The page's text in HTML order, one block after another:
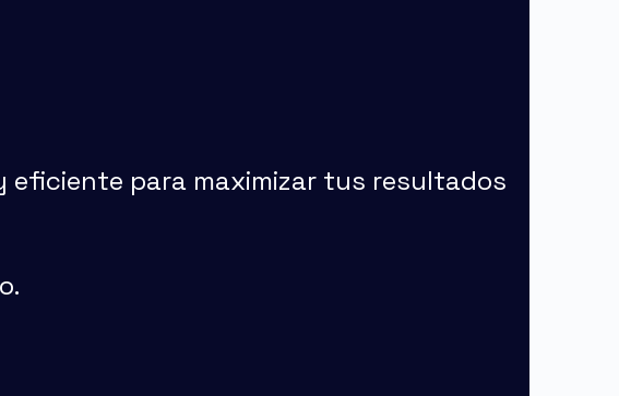
eficiente para maximizar tus resultados